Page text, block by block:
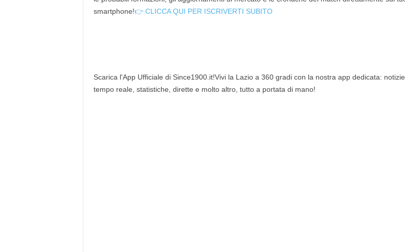
smartphone!👉 CLICCA QUI PER ISCRIVERTI SUBITO
Scarica l'App Ufficiale di Since1900.it!Vivi la Lazio a 360 gradi con la nostra app dedicata:
tempo reale, statistiche, dirette e molto altro, tutto a portata di mano!